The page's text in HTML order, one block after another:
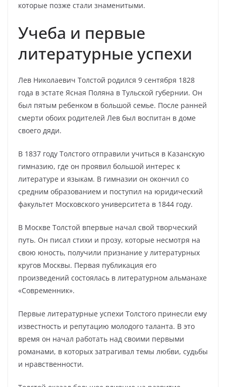
которые позже стали знаменитыми.
Учеба и первые
литературные успехи
Лев Николаевич Толстой родился 9 сентября 1828
года в эстате Ясная Поляна в Тульской губернии. Он
был пятым ребенком в большой семье. После ранней
смерти обоих родителей Лев был воспитан в доме
своего дяди.
В 1837 году Толстого отправили учиться в Казанскую
гимназию, где он проявил большой интерес к
литературе и языкам. В гимназии он окончил со
средним образованием и поступил на юридический
факультет Московского университета в 1844 году.
В Москве Толстой впервые начал свой творческий
путь. Он писал стихи и прозу, которые несмотря на
свою юность, получили признание у литературных
кругов Москвы. Первая публикация его
произведений состоялась в литературном альманахе
«Современник».
Первые литературные успехи Толстого принесли ему
известность и репутацию молодого таланта. В это
время он начал работать над своими первыми
романами, в которых затрагивал темы любви, судьбы
и нравственности.